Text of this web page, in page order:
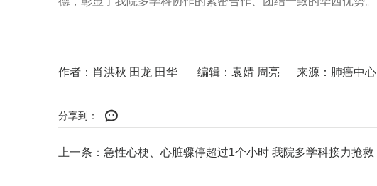
作者：肖洪秋 田龙 田华 编辑：袁婧 周亮 来源：肺癌中心
分享到：